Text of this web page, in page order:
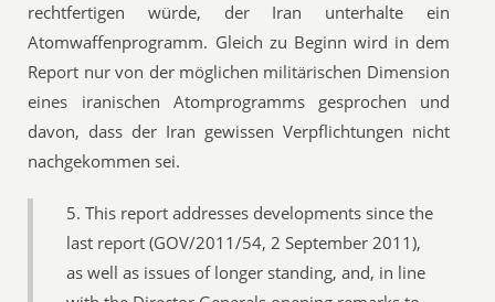
rechtfertigen würde, der Iran unterhalte ein
Atomwaffenprogramm. Gleich zu Beginn wird in dem
Report nur von der möglichen militärischen Dimension
eines iranischen Atomprogramms gesprochen und
davon, dass der Iran gewissen Verpflichtungen nicht
nachgekommen sei.
5. This report addresses developments since the
last report (GOV/2011/54, 2 September 2011),
as well as issues of longer standing, and, in line